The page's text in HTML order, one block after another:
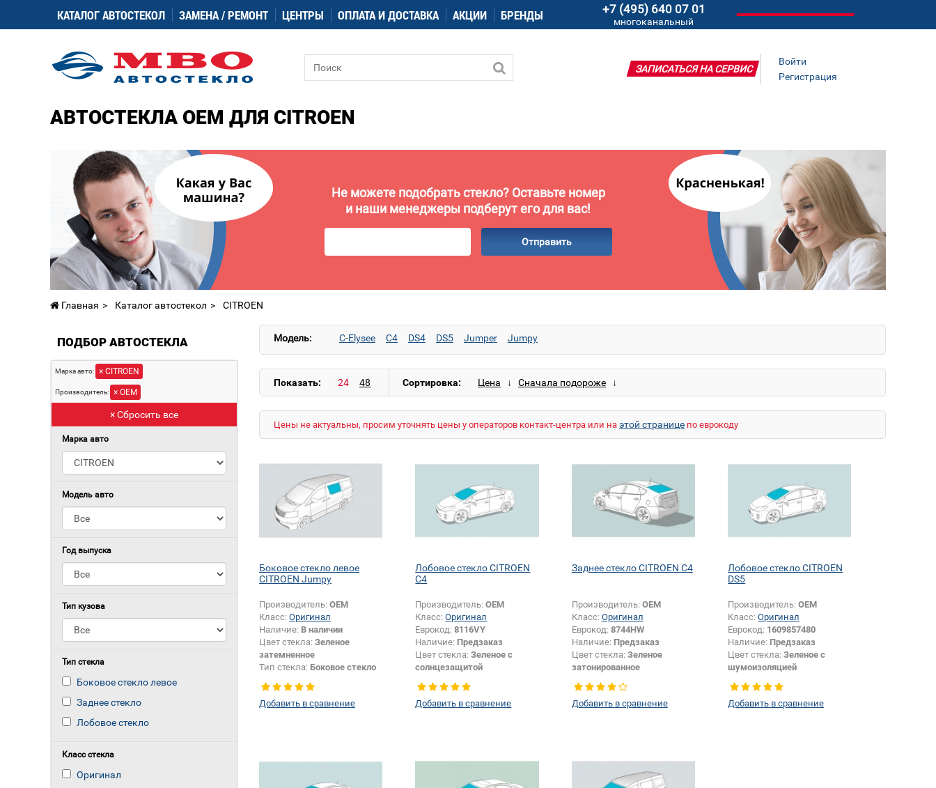
КАТАЛОГ АВТОСТЕКОЛ ЗАМЕНА / РЕМОНТ ЦЕНТРЫ ОПЛАТА И ДОСТАВКА АКЦИИ БРЕНДЫ +7 (495) 640 07 01
многоканальный
Войти
Регистрация
ЗАПИСАТЬСЯ НА СЕРВИС
АВТОСТЕКЛА OEM ДЛЯ CITROEN
Не можете подобрать стекло? Оставьте номер
и наши менеджеры подберут его для вас!
Отправить
Главная Каталог автостекол CITROEN
ПОДБОР АВТОСТЕКЛА
Марка авто: × CITROEN
Производитель: × OEM
× Сбросить все
Марка авто
Модель авто
Год выпуска
Тип кузова
Тип стекла
Боковое стекло левое
Заднее стекло
Лобовое стекло
Класс стекла
Оригинал
Модель: C-Elysee C4 DS4 DS5 Jumper Jumpy
Показать: Сортировка:
Цены не актуальны, просим уточнять цены у операторов контакт-центра или на этой странице по еврокоду
Боковое стекло левое
CITROEN Jumpy
Производитель: OEM
Класс: Оригинал
Наличие: В наличии
Цвет стекла: Зеленое
затемненное
Тип стекла: Боковое стекло
левое
Добавить в сравнение
Лобовое стекло CITROEN
C4
Производитель:OEM
Класс:Оригинал
Еврокод:8116VY
Наличие: Предзаказ
Цвет стекла:Зеленое с
солнцезащитой
Тип кузова:Хетчбек
Добавить в сравнение
Заднее стекло CITROEN C4
Производитель: OEM
Класс: Оригинал
Еврокод: 8744HW
Наличие: Предзаказ
Цвет стекла: Зеленое
затонированное
Тип кузова: Хетчбек
Тип стекла:Заднее стекло
Добавить в сравнение
Лобовое стекло CITROEN
DS5
Производитель:OEM
Класс:Оригинал
Еврокод: 1609857480
Наличие: Предзаказ
Цвет стекла:Зеленое с
шумоизоляцией
Тип кузова:Хетчбек
Добавить в сравнение